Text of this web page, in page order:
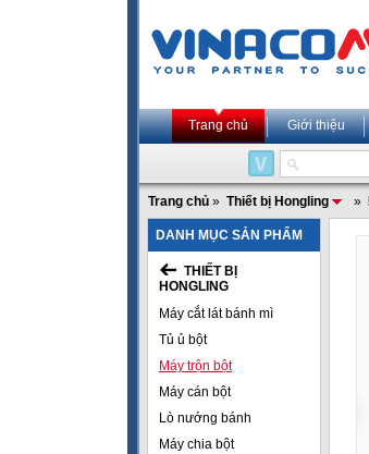
Trang chủ Giới thiệu
Trang chủ » Thiết bị Hongling »
DANH MỤC SẢN PHẨM
THIẾT BỊ
HONGLING
Máy cắt lát bánh mì
Tủ ủ bột
Máy trộn bột
Máy cán bột
Lò nướng bánh
Máy chia bột